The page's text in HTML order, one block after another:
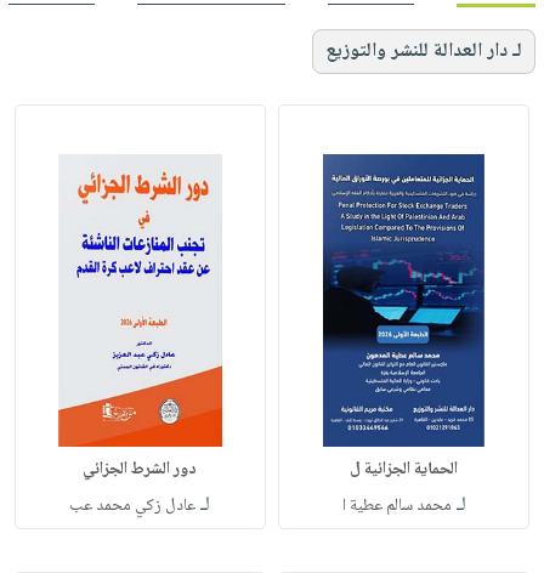
لـ دار العدالة للنشر والتوزيع
الحماية الجزائية ل
لـ محمد سالم عطية ا
دور الشرط الجزائي
لـعادل زكي محمد عب